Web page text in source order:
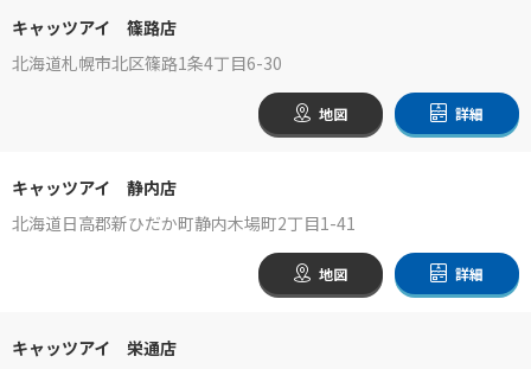
キャッツアイ 篠路店
北海道札幌市北区篠路1条4丁目6-30
地図 詳細
キャッツアイ 静内店
北海道日高郡新ひだか町静内木場町2丁目1-41
地図 詳細
キャッツアイ 栄通店